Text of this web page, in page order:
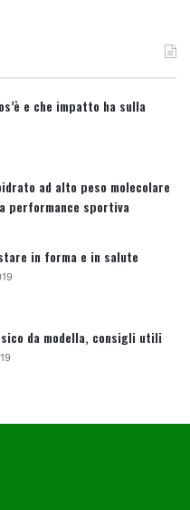
e che impatto ha sulla
ad alto peso molecolare
performance sportiva
in forma e in salute
da modella, consigli utili